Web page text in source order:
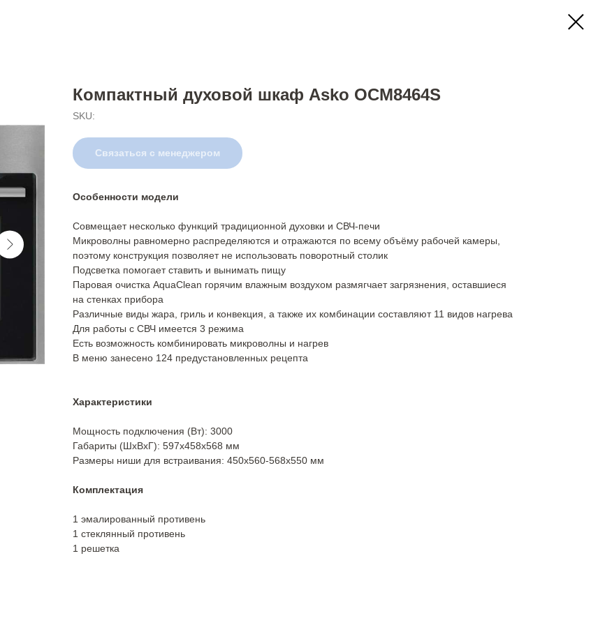
Компактный духовой шкаф Asko OCM8464S
SKU:
Связаться с менеджером
Особенности модели
Совмещает несколько функций традиционной духовки и СВЧ-печи
Микроволны равномерно распределяются и отражаются по всему объёму рабочей камеры,
поэтому конструкция позволяет не использовать поворотный столик
Подсветка помогает ставить и вынимать пищу
Паровая очистка AquaClean горячим влажным воздухом размягчает загрязнения, оставшиеся
на стенках прибора
Различные виды жара, гриль и конвекция, а также их комбинации составляют 11 видов нагрева
Для работы с СВЧ имеется 3 режима
Есть возможность комбинировать микроволны и нагрев
В меню занесено 124 предустановленных рецепта
Характеристики
Мощность подключения (Вт): 3000
Габариты (ШхВхГ): 597х458х568 мм
Размеры ниши для встраивания: 450х560-568х550 мм
Комплектация
1 эмалированный противень
1 стеклянный противень
1 решетка